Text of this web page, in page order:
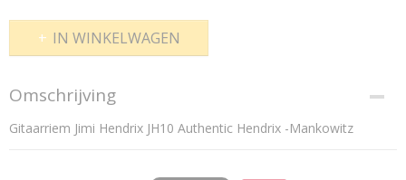
IN WINKELWAGEN
Omschrijving
Gitaarriem Jimi Hendrix JH10 Authentic Hendrix -Mankowitz